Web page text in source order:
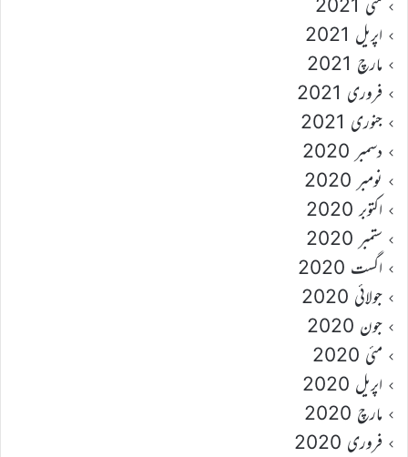
مئی 2021
اپریل 2021
مارچ 2021
فروری 2021
جنوری 2021
دسمبر 2020
نومبر 2020
اکتوبر 2020
ستمبر 2020
اگست 2020
جولائی 2020
جون 2020
مئی 2020
اپریل 2020
مارچ 2020
فروری 2020